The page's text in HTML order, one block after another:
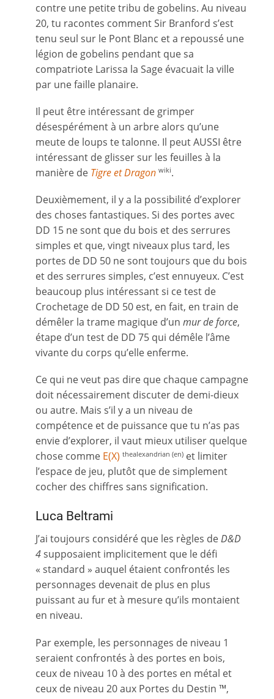
contre une petite tribu de gobelins. Au niveau
20, tu racontes comment Sir Branford s’est
tenu seul sur le Pont Blanc et a repoussé une
légion de gobelins pendant que sa
compatriote Larissa la Sage évacuait la ville
par une faille planaire.
Il peut être intéressant de grimper
désespérément à un arbre alors qu’une
meute de loups te talonne. Il peut AUSSI être
intéressant de glisser sur les feuilles à la
manière de Tigre et Dragon wiki.
Deuxièmement, il y a la possibilité d’explorer
des choses fantastiques. Si des portes avec
DD 15 ne sont que du bois et des serrures
simples et que, vingt niveaux plus tard, les
portes de DD 50 ne sont toujours que du bois
et des serrures simples, c’est ennuyeux. C’est
beaucoup plus intéressant si ce test de
Crochetage de DD 50 est, en fait, en train de
démêler la trame magique d’un mur de force,
étape d’un test de DD 75 qui démêle l’âme
vivante du corps qu’elle enferme.
Ce qui ne veut pas dire que chaque campagne
doit nécessairement discuter de demi-dieux
ou autre. Mais s’il y a un niveau de
compétence et de puissance que tu n’as pas
envie d’explorer, il vaut mieux utiliser quelque
chose comme E(X) thealexandrian (en) et limiter
l’espace de jeu, plutôt que de simplement
cocher des chiffres sans signification.
Luca Beltrami
J’ai toujours considéré que les règles deD&D
4supposaient implicitement que le défi
« standard » auquel étaient confrontés les
personnages devenait de plus en plus
puissant au fur et à mesure qu’ils montaient
en niveau.
Par exemple, les personnages de niveau 1
seraient confrontés à des portes en bois,
ceux de niveau 10 à des portes en métal et
ceux de niveau 20 aux Portes du Destin ™,